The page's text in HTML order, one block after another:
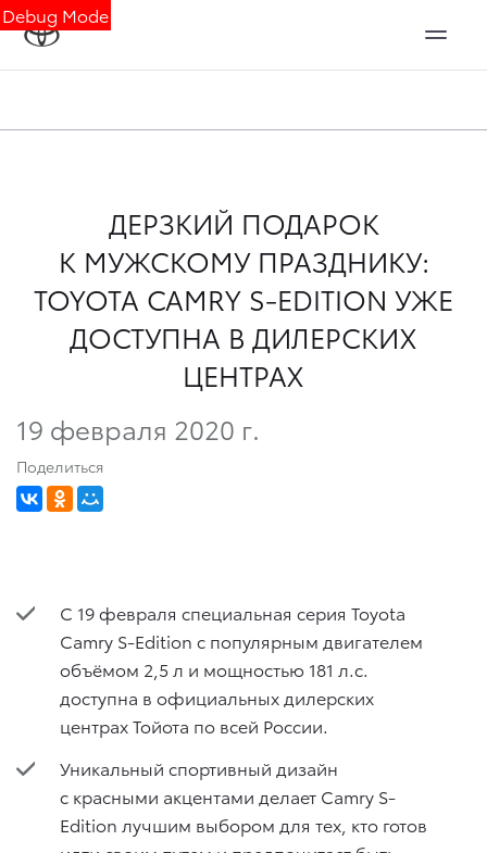
Debug Mode
ДЕРЗКИЙ ПОДАРОК
К МУЖСКОМУ ПРАЗДНИКУ:
TOYOTA CAMRY S-EDITION УЖЕ
ДОСТУПНА В ДИЛЕРСКИХ
ЦЕНТРАХ
19 февраля 2020 г.
Поделиться
С 19 февраля специальная серия Toyota
Camry S-Edition с популярным двигателем
объёмом 2,5 л и мощностью 181 л.с.
доступна в официальных дилерских
центрах Тойота по всей России.
Уникальный спортивный дизайн
с красными акцентами делает Camry S-
Edition лучшим выбором для тех, кто готов